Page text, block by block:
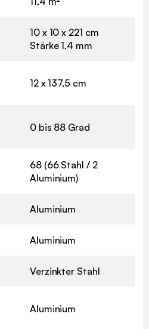
10 x 10 x 221 cm
Stärke 1,4 mm
12 x 137,5 cm
0 bis 88 Grad
68 (66 Stahl / 2
Aluminium)
Aluminium
Aluminium
Verzinkter Stahl
Aluminium